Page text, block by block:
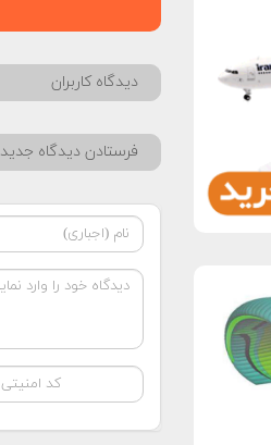
دیدگاه کاربران
فرستادن دیدگاه جدید